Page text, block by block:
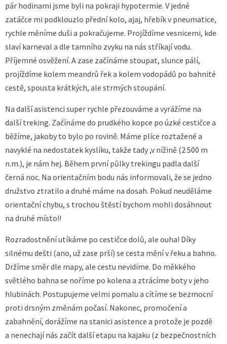
pár hodinami jsme byli na pokraji hypotermie. V jedné
zatáčce mi podklouzlo přední kolo, ajaj, hřebík v pneumatice,
rychle měníme duši a pokračujeme. Projíždíme vesnicemi, kde
slaví karneval a dle tamního zvyku na nás stříkají vodu.
Příjemné osvěžení. A zase začínáme stoupat, slunce pálí,
projíždíme kolem meandrů řek a kolem vodopádů po bahnité
cestě, spousta krátkých, ale strmých stoupání.
Na další asistenci super rychle přezouváme a vyrážíme na
další treking. Začínáme do prudkého kopce po úzké cestičce a
běžíme, jakoby to bylo po rovině. Máme plíce roztažené a
navyklé na nedostatek kyslíku, takže tady ,v nížině (2 500 m
n.m.), je nám hej. Během první půlky trekingu padla další
černá noc. Na orientačním bodu nás informovali, že se jedno
družstvo ztratilo a druhé máme na dosah. Pokud neuděláme
orientační chybu, s trochou štěstí bychom mohli dosáhnout
na druhé místo!!
Rozradostnění utíkáme po cestičce dolů, ale ouha! Díky
silnému dešti (ano, už zase prší) se cesta mění v řeku a bahno.
Držíme směr dle mapy, ale cestu nevidíme. Do měkkého
světlého bahna se noříme po kolena a ztrácíme boty v jeho
hlubinách. Postupujeme velmi pomalu a cítíme se bezmocní
proti drsným změnám počasí. Nakonec, promočení a
zabahnění, dorážíme na stanici asistence a protože je pozdě
a nenechají nás začít další etapu na kajaku (z bezpečnostních